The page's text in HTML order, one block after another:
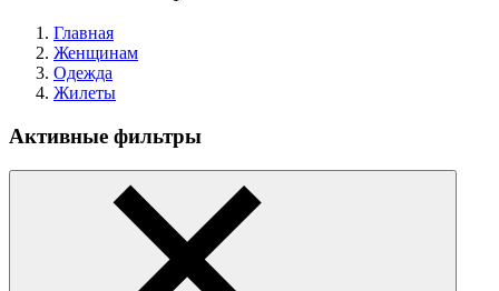
Главная
Женщинам
Одежда
Жилеты
Активные фильтры